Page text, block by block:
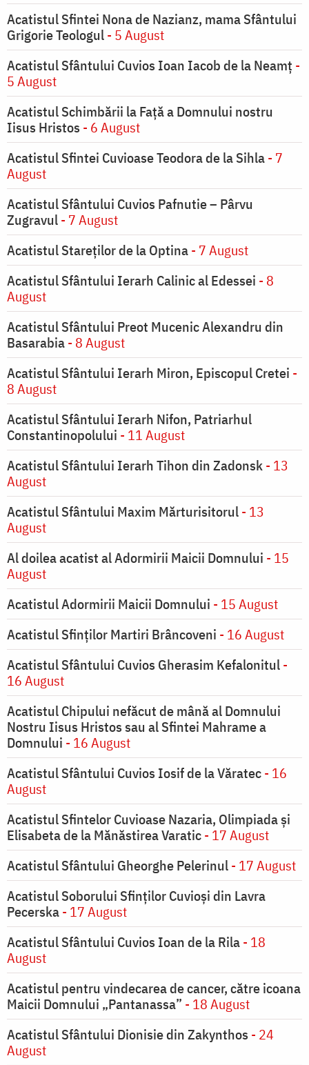
Acatistul Sfintei Nona de Nazianz, mama Sfântului
Grigorie Teologul- 5 August
Acatistul Sfântului Cuvios Ioan Iacob de la Neamț -
5 August
Acatistul Schimbării la Faţă a Domnului nostru
Iisus Hristos - 6 August
Acatistul Sfintei Cuvioase Teodora de la Sihla- 7
August
Acatistul Sfântului Cuvios Pafnutie – Pârvu
Zugravul- 7 August
Acatistul Stareţilor de la Optina- 7 August
Acatistul Sfântului Ierarh Calinic al Edessei - 8
August
Acatistul Sfântului Preot Mucenic Alexandru din
Basarabia- 8 August
Acatistul Sfântului Ierarh Miron, Episcopul Cretei -
8 August
Acatistul Sfântului Ierarh Nifon, Patriarhul
Constantinopolului - 11 August
Acatistul Sfântului Ierarh Tihon din Zadonsk- 13
August
Acatistul Sfântului Maxim Mărturisitorul- 13
August
Al doilea acatist al Adormirii Maicii Domnului - 15
August
Acatistul Adormirii Maicii Domnului - 15 August
Acatistul Sfinților Martiri Brâncoveni - 16 August
Acatistul Sfântului Cuvios Gherasim Kefalonitul-
16 August
Acatistul Chipului nefăcut de mână al Domnului
Nostru Iisus Hristos sau al Sfintei Mahrame a
Domnului - 16 August
Acatistul Sfântului Cuvios Iosif de la Văratec- 16
August
Acatistul Sfintelor Cuvioase Nazaria, Olimpiada și
Elisabeta de la Mănăstirea Varatic- 17 August
Acatistul Sfântului Gheorghe Pelerinul- 17 August
Acatistul Soborului Sfinților Cuvioși din Lavra
Pecerska- 17 August
Acatistul Sfântului Cuvios Ioan de la Rila- 18
August
Acatistul pentru vindecarea de cancer, către icoana
Maicii Domnului „Pantanassa” - 18 August
Acatistul Sfântului Dionisie din Zakynthos - 24
August